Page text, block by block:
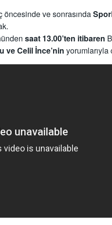
öncesinde ve sonrasında
saat 13.00’ten itibaren
ve Celil İnce’nin